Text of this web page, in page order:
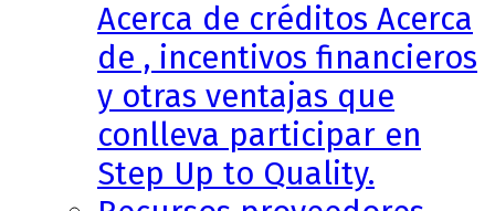
Acerca de créditos Acerca
de , incentivos financieros
y otras ventajas que
conlleva participar en
Step Up to Quality.